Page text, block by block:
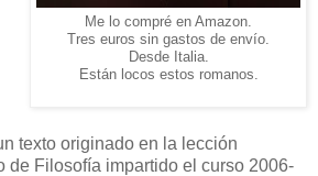
Me lo compré en Amazon.
Tres euros sin gastos de envío.
Desde Italia.
Están locos estos romanos.
texto originado en la lección
de Filosofía impartido el curso 2006-